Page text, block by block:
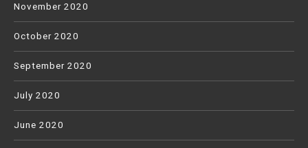
November 2020
October 2020
September 2020
July 2020
June 2020